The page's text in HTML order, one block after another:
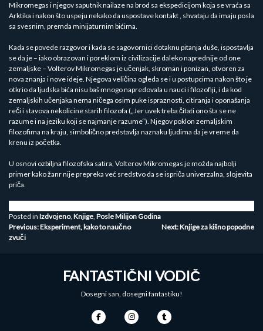
Mikromegas i njegov saputnik nailaze na brod sa ekspedicijom koja se vraća sa
Arktika i nakon što uspeju nekako da uspostave kontakt , shvataju da imaju posla
sa svesnim, premda minijaturnim bićima.
Kada se povede razgovor i kada se sagovornici dotaknu pitanja duše, ispostavlja
se da je – iako obrazovan i poreklom iz civilizacije daleko naprednije od one
zemaljske – Volterov Mikromegas je učenjak, skroman i ponizan, otvoren za
nova znanja i nove ideje. Njegova veličina ogleda se i u postupcima nakon što je
otkrio da ljudska bića nisu baš mnogo napredovala u nauci i filozofiji, i da kod
zemaljskih učenjaka nema ničega osim puke ispraznosti, citiranja i oponašanja
reči i stavova nekolicine starih filozofa („Jer uvek treba čitati ono šta se ne
razume i na jeziku koji se najmanje razume“). Njegov poklon zemaljskim
filozofima na kraju, simbolično predstavlja naznaku ljudima da je vreme da
krenu iz početka.
U osnovi ozbiljna filozofska satira, Volterov Mikromegas je možda najbolji
primer kako žanr nije prepreka već sredstvo da se ispriča univerzalna, slojevita
priča.
Posted in Izdvojeno, Knjige, Posle Milijon Godina
Kretanje
članka
Previous:Eksperiment, kako to naučno
zvuči
Next:Knjige za kišno popodne
FANTASTIČNI VODIČ
Dosegni san, dosegni fantastiku!